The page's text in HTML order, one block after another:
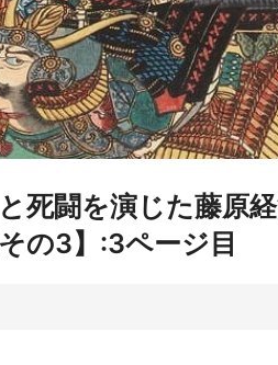
死闘を演じた藤原
の3】:3ページ目